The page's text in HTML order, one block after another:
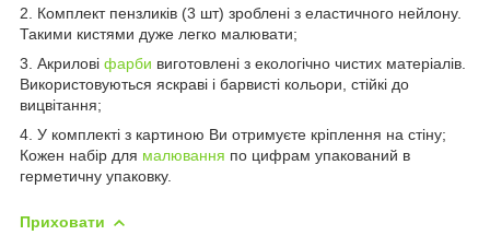
2. Комплект пензликів (3 шт) зроблені з еластичного нейлону.
Такими кистями дуже легко малювати;
3. Акрилові фарби виготовлені з екологічно чистих матеріалів.
Використовуються яскраві і барвисті кольори, стійкі до
вицвітання;
4. У комплекті з картиною Ви отримуєте кріплення на стіну;
Кожен набір для малювання по цифрам упакований в
герметичну упаковку.
Приховати